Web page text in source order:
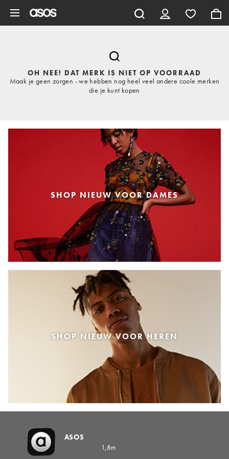
OH NEE! DAT MERK IS NIET OP VOORRAAD
Maak je geen zorgen - we hebben nog heel veel andere coole merken
die je kunt kopen
SHOP NIEUW VOOR DAMES
SHOP NIEUW VOOR HEREN
ASOS
1,8m